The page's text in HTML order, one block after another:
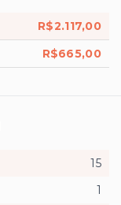
R$2.117,00
R$665,00
15
1